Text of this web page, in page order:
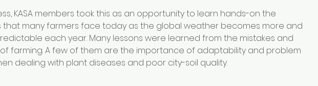
KASA members took this as an opportunity to learn hands-on the
that many farmers face today as the global weather becomes more and
each year. Many lessons were learned from the mistakes and
farming. A few of them are the importance of adaptability and problem
dealing with plant diseases and poor city-soil quality.